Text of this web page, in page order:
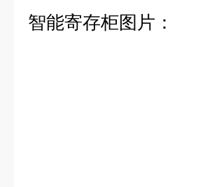
智能寄存柜图片：